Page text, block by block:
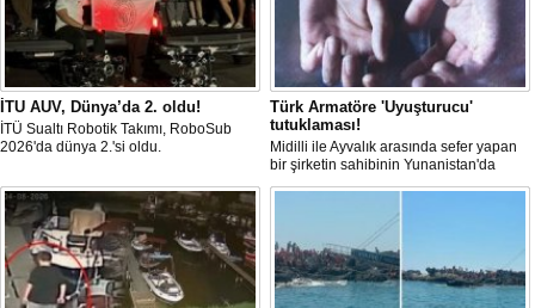
İTU AUV, Dünya’da 2. oldu!
İTÜ Sualtı Robotik Takımı, RoboSub
2026'da dünya 2.'si oldu.
Türk Armatöre 'Uyuşturucu'
tutuklaması!
Midilli ile Ayvalık arasında sefer yapan
bir şirketin sahibinin Yunanistan'da
tutuklandığı bildirildi.